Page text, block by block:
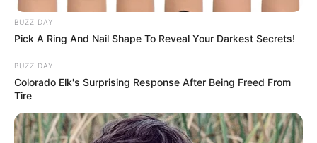
yang tidak memiliki bulu sama sekali
BUZZ DAY
Pick A Ring And Nail Shape To Reveal Your Darkest Secrets!
BUZZ DAY
Colorado Elk's Surprising Response After Being Freed From
Tire